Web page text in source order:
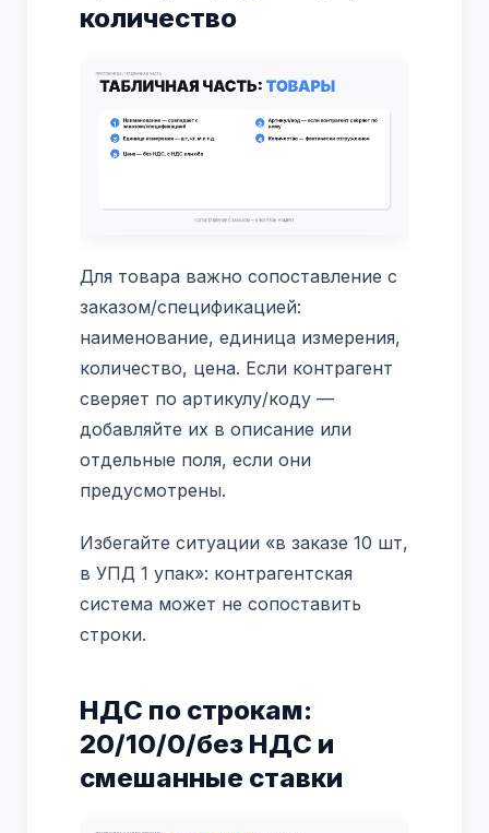
количество
Для товара важно сопоставление с
заказом/спецификацией:
наименование, единица измерения,
количество, цена. Если контрагент
сверяет по артикулу/коду —
добавляйте их в описание или
отдельные поля, если они
предусмотрены.
Избегайте ситуации «в заказе 10 шт,
в УПД 1 упак»: контрагентская
система может не сопоставить
строки.
НДС по строкам:
20/10/0/без НДС и
смешанные ставки